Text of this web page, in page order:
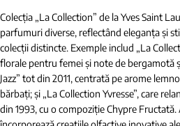
Colecția „La Collection” de la Yves Saint
parfumuri diverse, reflectând eleganța și
colecții distincte. Exemple includ „La
florale pentru femei și note de bergamotă
Jazz” tot din 2011, centrată pe arome
bărbați; și „La Collection Yvresse”, care
din 1993, cu o compoziție Chypre Fructată.